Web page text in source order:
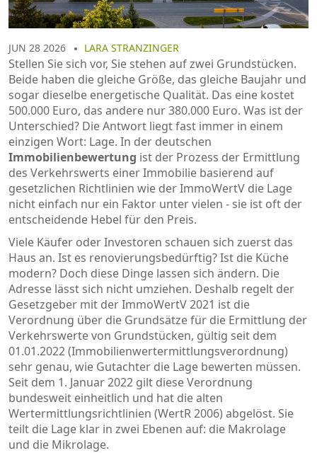
JUN 28 2026 LARA STRANZINGER
Stellen Sie sich vor, Sie stehen auf zwei Grundstücken.
Beide haben die gleiche Größe, das gleiche Baujahr und
sogar dieselbe energetische Qualität. Das eine kostet
500.000 Euro, das andere nur 380.000 Euro. Was ist der
Unterschied? Die Antwort liegt fast immer in einem
einzigen Wort: Lage. In der deutschen
Immobilienbewertung ist der Prozess der Ermittlung
des Verkehrswerts einer Immobilie basierend auf
gesetzlichen Richtlinien wie der ImmoWertV die Lage
nicht einfach nur ein Faktor unter vielen - sie ist oft der
entscheidende Hebel für den Preis.
Viele Käufer oder Investoren schauen sich zuerst das
Haus an. Ist es renovierungsbedürftig? Ist die Küche
modern? Doch diese Dinge lassen sich ändern. Die
Adresse lässt sich nicht umziehen. Deshalb regelt der
Gesetzgeber mit derImmoWertV 2021 ist die
Verordnung über die Grundsätze für die Ermittlung der
Verkehrswerte von Grundstücken, gültig seit dem
01.01.2022(Immobilienwertermittlungsverordnung)
sehr genau, wie Gutachter die Lage bewerten müssen.
Seit dem 1. Januar 2022 gilt diese Verordnung
bundesweit einheitlich und hat die alten
Wertermittlungsrichtlinien (WertR 2006) abgelöst. Sie
teilt die Lage klar in zwei Ebenen auf: die Makrolage
und die Mikrolage.